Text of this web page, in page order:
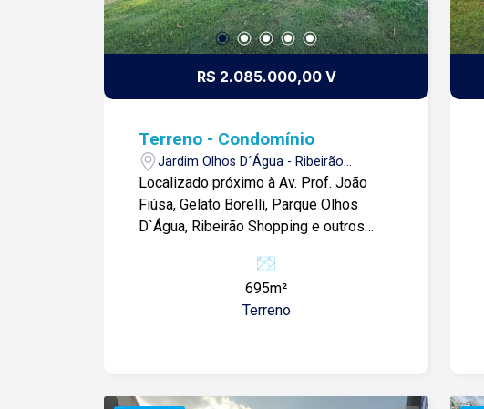
R$ 2.085.000,00 V
Terreno - Condomínio
Jardim Olhos D´Água - Ribeirão
Preto/SP
Localizado próximo à Av. Prof. João
Fiúsa, Gelato Borelli, Parque Olhos
D`Água, Ribeirão Shopping e outros
Boa topografia; -Face sombra; -Lote de
visita, entre em contato. Lago é
fazemos. Todos os dias construímos
695m²
Terreno